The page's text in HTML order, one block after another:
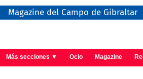
Magazine del Campo de Gibraltar
Más secciones ▼ Ocio Magazine